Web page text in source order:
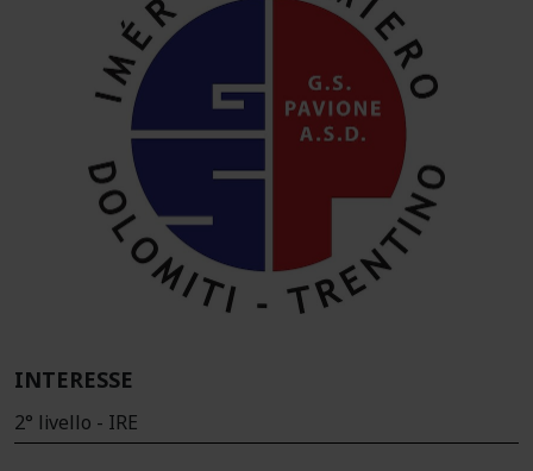
INTERESSE
2° livello - IRE